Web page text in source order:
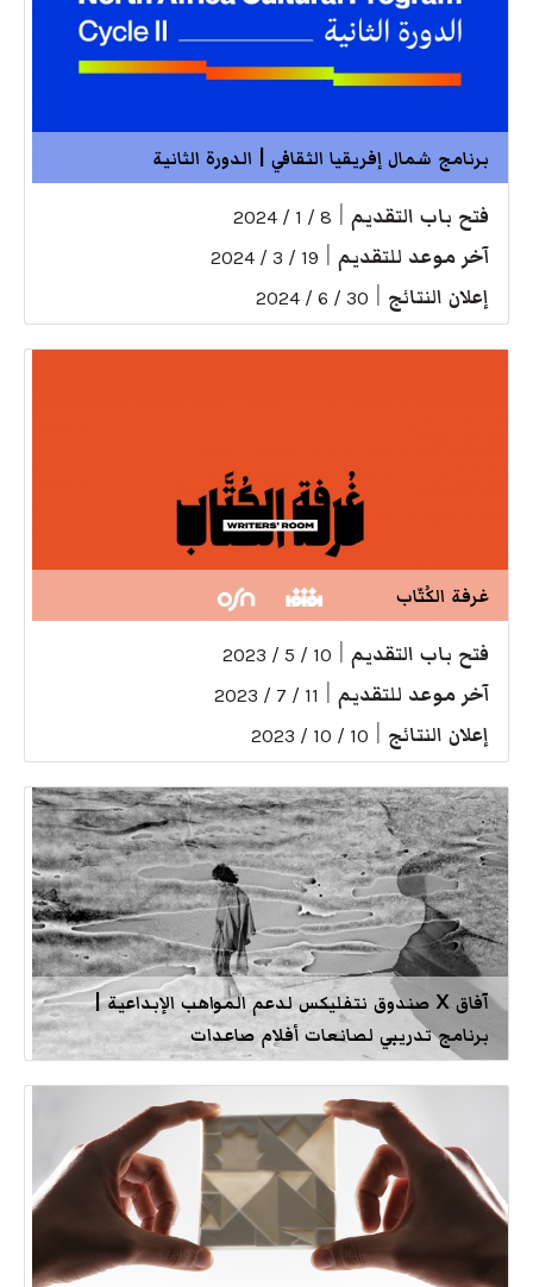
برنامج شمال إفريقيا الثقافي | الدورة الثانية
فتح باب التقديم 8 / 1 / 2024
آخر موعد للتقديم 19 / 3 / 2024
إعلان النتائج 30 / 6 / 2024
غرفة الكُتّاب
فتح باب التقديم 10 / 5 / 2023
آخر موعد للتقديم 11 / 7 / 2023
إعلان النتائج 10 / 10 / 2023
آفاق X صندوق نتفليكس لدعم المواهب الإبداعية |
برنامج تدريبي لصانعات أفلام صاعدات